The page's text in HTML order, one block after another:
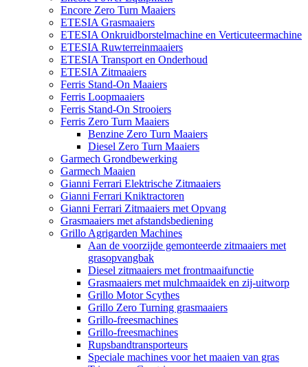
Encore Zero Turn Maaiers
ETESIA Grasmaaiers
ETESIA Onkruidborstelmachine en Verticuteermachine
ETESIA Ruwterreinmaaiers
ETESIA Transport en Onderhoud
ETESIA Zitmaaiers
Ferris Stand-On Maaiers
Ferris Loopmaaiers
Ferris Stand-On Strooiers
Ferris Zero Turn Maaiers
Benzine Zero Turn Maaiers
Diesel Zero Turn Maaiers
Garmech Grondbewerking
Garmech Maaien
Gianni Ferrari Elektrische Zitmaaiers
Gianni Ferrari Kniktractoren
Gianni Ferrari Zitmaaiers met Opvang
Grasmaaiers met afstandsbediening
Grillo Agrigarden Machines
Aan de voorzijde gemonteerde zitmaaiers met
grasopvangbak
Diesel zitmaaiers met frontmaaifunctie
Grasmaaiers met mulchmaaidek en zij-uitworp
Grillo Motor Scythes
Grillo Zero Turning grasmaaiers
Grillo-freesmachines
Grillo-freesmachines
Rupsbandtransporteurs
Speciale machines voor het maaien van gras